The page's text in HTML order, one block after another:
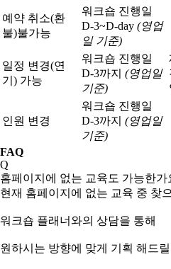
예약 취소(환
불)불가능
워크숍 진행일
D-3~D-day (영업
일 기준)
일정 변경(연
기) 가능
워크숍 진행일
D-3까지 (영업일
기준)
인원 변경
워크숍 진행일
D-3까지 (영업일
기준)
FAQ
Q
홈페이지에 없는 교육도 가능한가
현재 홈페이지에 없는 교육 중 찾
워크숍 플래너와의 상담을 통해
원하시는 방향에 맞게 기획 해드